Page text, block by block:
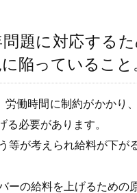
題に対応する
陥っていること
働時間に制約がかかり
必要があります。
等が考えられ給料が下が
ーの給料を上げるため